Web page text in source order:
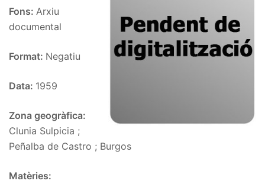
Fons: Arxiu
documental
Format: Negatiu
Data: 1959
Zona geogràfica:
Clunia Sulpicia ;
Peñalba de Castro ; Burgos
Matèries: